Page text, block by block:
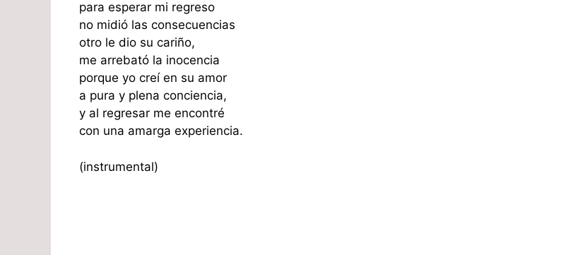
para esperar mi regreso
no midió las consecuencias
otro le dio su cariño,
me arrebató la inocencia
porque yo creí en su amor
a pura y plena conciencia,
y al regresar me encontré
con una amarga experiencia.
(instrumental)